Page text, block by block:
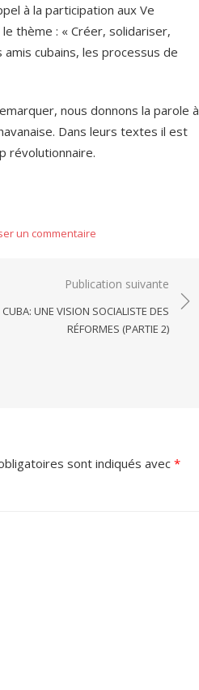
à la participation aux Ve
thème : « Créer, solidariser,
cubains, les processus de
nous donnons la parole à
Dans leurs textes il est
révolutionnaire.
un commentaire
Publication suivante
CUBA: UNE VISION SOCIALISTE DES
RÉFORMES (PARTIE 2)
sont indiqués avec*